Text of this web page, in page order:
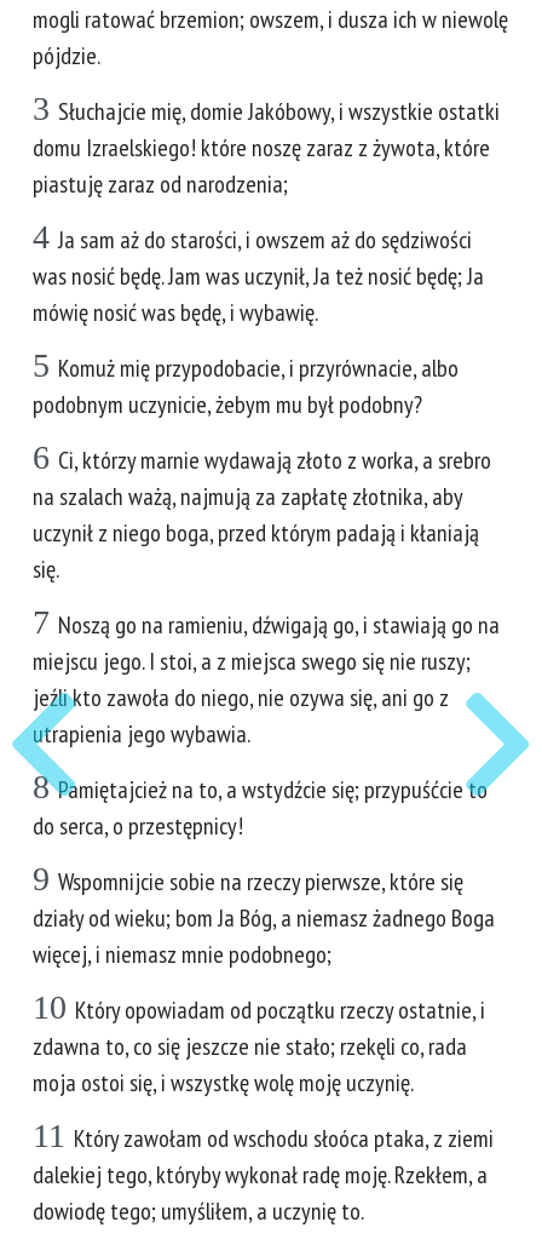
mogli ratować brzemion; owszem, i dusza ich w niewolę
pójdzie.
3 Słuchajcie mię, domie Jakóbowy, i wszystkie ostatki
domu Izraelskiego! które noszę zaraz z żywota, które
piastuję zaraz od narodzenia;
4 Ja sam aż do starości, i owszem aż do sędziwości
was nosić będę. Jam was uczynił, Ja też nosić będę; Ja
mówię nosić was będę, i wybawię.
5 Komuż mię przypodobacie, i przyrównacie, albo
podobnym uczynicie, żebym mu był podobny?
6 Ci, którzy marnie wydawają złoto z worka, a srebro
na szalach ważą, najmują za zapłatę złotnika, aby
uczynił z niego boga, przed którym padają i kłaniają
się.
7 Noszą go na ramieniu, dźwigają go, i stawiają go na
miejscu jego. I stoi, a z miejsca swego się nie ruszy;
jeźli kto zawoła do niego, nie ozywa się, ani go z
utrapienia jego wybawia.
8 Pamiętajcież na to, a wstydźcie się; przypuśćcie to
do serca, o przestępnicy!
9 Wspomnijcie sobie na rzeczy pierwsze, które się
działy od wieku; bom Ja Bóg, a niemasz żadnego Boga
więcej, i niemasz mnie podobnego;
10 Który opowiadam od początku rzeczy ostatnie, i
zdawna to, co się jeszcze nie stało; rzekęli co, rada
moja ostoi się, i wszystkę wolę moję uczynię.
11 Który zawołam od wschodu słoóca ptaka, z ziemi
dalekiej tego, któryby wykonał radę moję. Rzekłem, a
dowiodę tego; umyśliłem, a uczynię to.